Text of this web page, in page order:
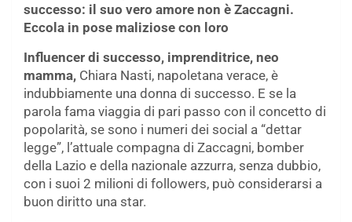
successo: il suo vero amore non è Zaccagni.
Eccola in pose maliziose con loro
Influencer di successo, imprenditrice, neo
mamma, Chiara Nasti, napoletana verace, è
indubbiamente una donna di successo. E se la
parola fama viaggia di pari passo con il concetto di
popolarità, se sono i numeri dei social a “dettar
legge”, l’attuale compagna di Zaccagni, bomber
della Lazio e della nazionale azzurra, senza dubbio,
con i suoi 2 milioni di followers, può considerarsi a
buon diritto una star.